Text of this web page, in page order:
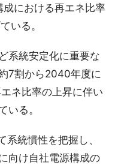
における再エネ比率
いる。
系統安定化に重要な
7割から2040年度に
ネ比率の上昇に伴い
いる。
統慣性を把握し、
向け自社電源構成の